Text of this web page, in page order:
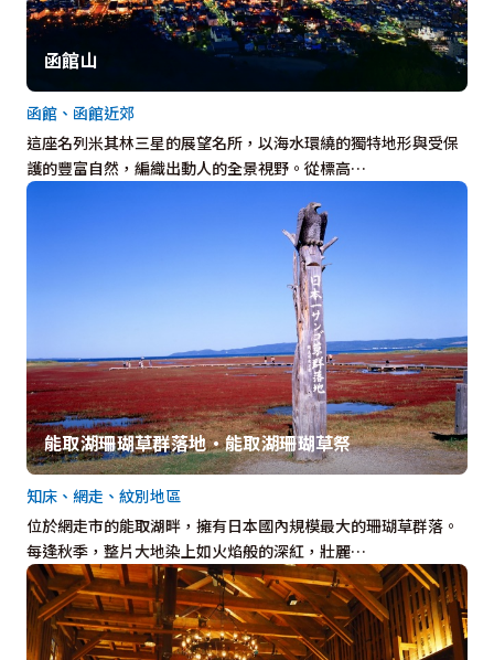
函館山
這座名列米其林三星的展望名所，以海水環繞的獨特地形與受保
護的豐富自然，編織出動人的全景視野。從標高…
函館、函館近郊
能取湖珊瑚草群落地・能取湖珊瑚草祭
位於網走市的能取湖畔，擁有日本國內規模最大的珊瑚草群落。
每逢秋季，整片大地染上如火焰般的深紅，壯麗…
知床、網走、紋別地區